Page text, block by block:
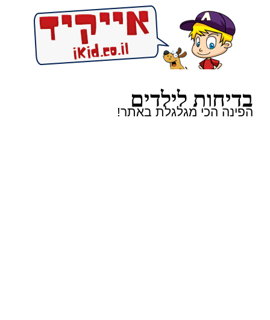
בדיחות לילדים
הפינה הכי מגלגלת באתר!